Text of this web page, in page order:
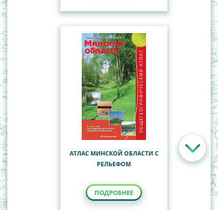
АТЛАС МИНСКОЙ ОБЛАСТИ С
РЕЛЬЕФОМ
ПОДРОБНЕЕ